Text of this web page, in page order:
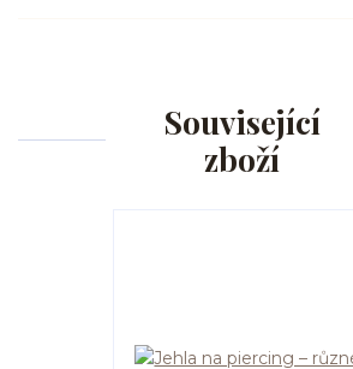
Související
zboží